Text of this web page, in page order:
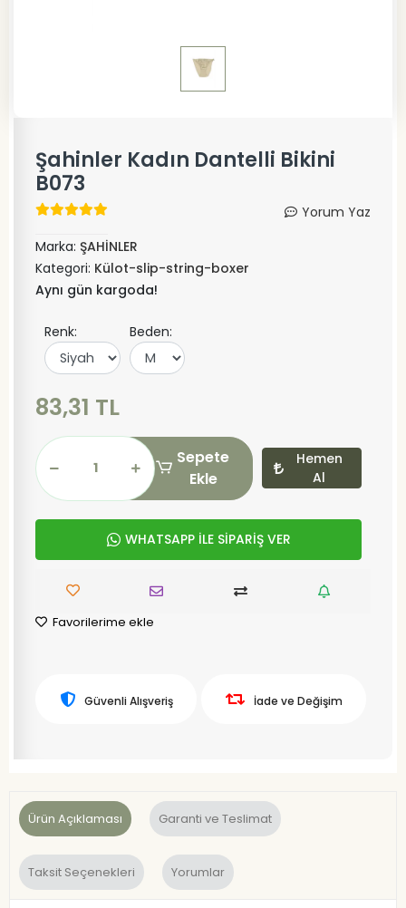
Şahinler Kadın Dantelli Bikini
B073
Yorum Yaz
Marka: ŞAHİNLER
Kategori: Külot-slip-string-boxer
Aynı gün kargoda!
Renk: Beden:
83,31 TL
Sepete
Ekle
Hemen
Al
WHATSAPP İLE SİPARİŞ VER
Favorilerime ekle
Güvenli Alışveriş İade ve Değişim
Ürün Açıklaması Garanti ve Teslimat
Taksit Seçenekleri Yorumlar